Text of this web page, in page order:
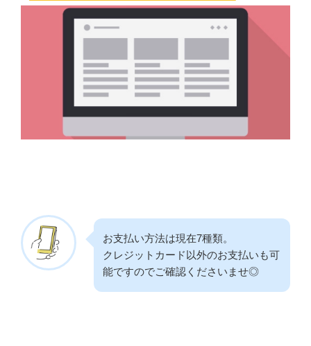
お支払い方法は現在7種類。
クレジットカード以外のお支払いも可
能ですのでご確認くださいませ◎